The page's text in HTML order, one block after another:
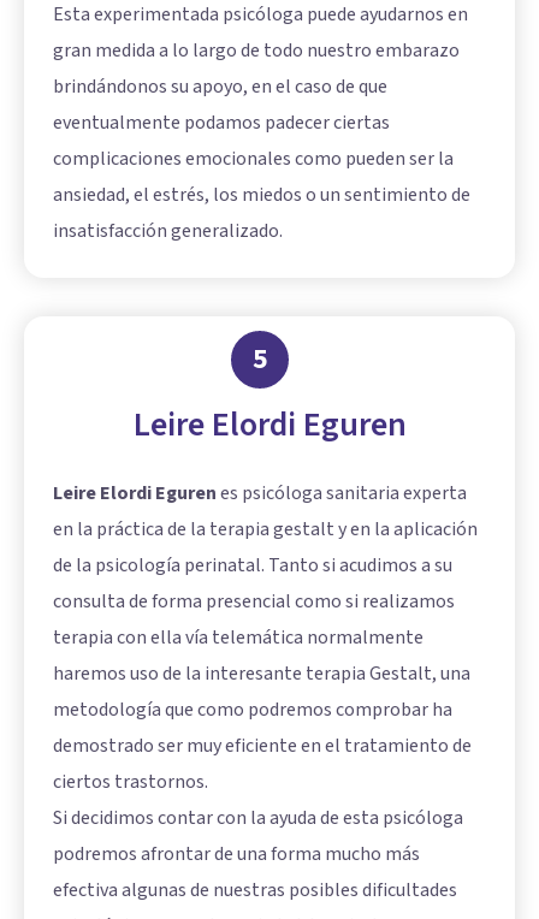
Esta experimentada psicóloga puede ayudarnos en
gran medida a lo largo de todo nuestro embarazo
brindándonos su apoyo, en el caso de que
eventualmente podamos padecer ciertas
complicaciones emocionales como pueden ser la
ansiedad, el estrés, los miedos o un sentimiento de
insatisfacción generalizado.
5
Leire Elordi Eguren
Leire Elordi Egurenes psicóloga sanitaria experta
en la práctica de la terapia gestalt y en la aplicación
de la psicología perinatal. Tanto si acudimos a su
consulta de forma presencial como si realizamos
terapia con ella vía telemática normalmente
haremos uso de la interesante terapia Gestalt, una
metodología que como podremos comprobar ha
demostrado ser muy eficiente en el tratamiento de
ciertos trastornos.
Si decidimos contar con la ayuda de esta psicóloga
podremos afrontar de una forma mucho más
efectiva algunas de nuestras posibles dificultades